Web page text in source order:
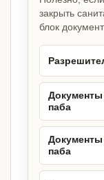
закрыть
блок
Документы
паба
Документы
паба